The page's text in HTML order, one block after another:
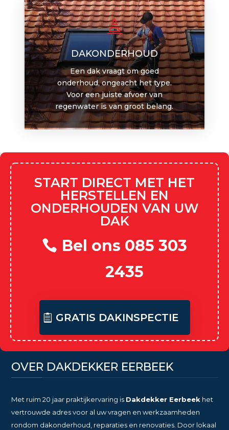

DAKONDERHOUD
Een dak vraagt om goed
onderhoud, ongeacht het type.
Voor een juiste afvoer van
regenwater is van groot belang.
START DIRECT MET HET
HERSTELLEN EN
ONDERHOUDEN VAN UW
DAK
Bel ons 085 303
2435
GRATIS DAKINSPECTIE
OVER DAKDEKKER EERBEEK
Met ruim 20 jaar praktijkervaring is Dakdekker Eerbeek het
vertrouwde adres voor al uw vragen en werkzaamheden
rondom dakonderhoud, reparaties en renovaties. Door lokaal